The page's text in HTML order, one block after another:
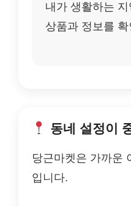
내가 생활하는
상품과 정보를
동네 설정이
당근마켓은 가까운
입니다.